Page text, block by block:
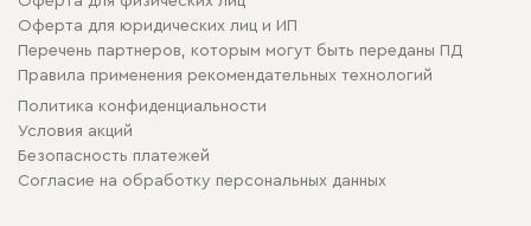
Оферта для юридических лиц и ИП
Перечень партнеров, которым могут быть переданы ПД
Правила применения рекомендательных технологий
Политика конфиденциальности
Условия акций
Безопасность платежей
Cогласие на обработку персональных данных